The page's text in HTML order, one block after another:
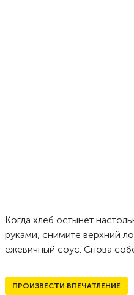
Когда хлеб остынет
руками, снимите верхний
ежевичный соус. Снова
ПРОИЗВЕСТИ ВПЕЧАТЛЕНИЕ